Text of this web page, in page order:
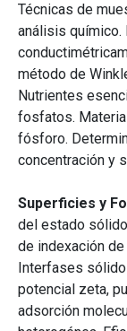
Técnicas de
análisis químico.
método de
Nutrientes
fosfatos.
fósforo.
concentración y
Superficies y
del estado
de indexación
Interfases
potencial zeta,
adsorción